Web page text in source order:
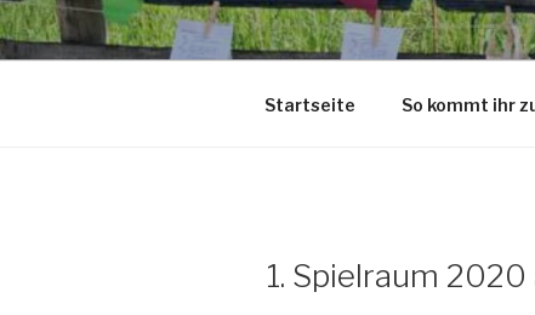
Startseite So kommt ihr
1. Spielraum